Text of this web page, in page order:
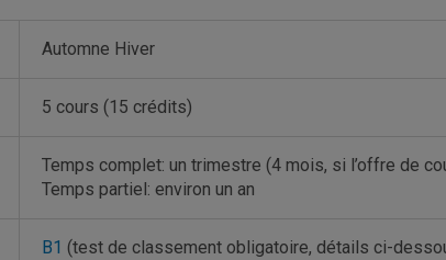
Automne Hiver
5 cours (15 crédits)
Temps complet: un trimestre (4 mois, si l’offre de
Temps partiel: environ un an
B1 (test de classement obligatoire, détails ci-